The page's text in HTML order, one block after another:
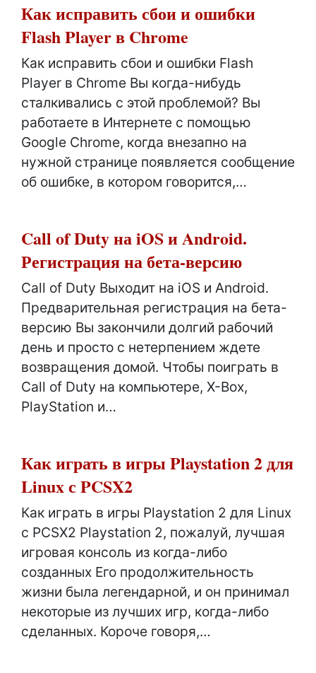
Как исправить сбои и ошибки
Flash Player в Chrome
Как исправить сбои и ошибки Flash
Player в Chrome Вы когда-нибудь
сталкивались с этой проблемой? Вы
работаете в Интернете с помощью
Google Chrome, когда внезапно на
нужной странице появляется сообщение
об ошибке, в котором говорится,…
Call of Duty на iOS и Android.
Регистрация на бета-версию
Call of Duty Выходит на iOS и Android.
Предварительная регистрация на бета-
версию Вы закончили долгий рабочий
день и просто с нетерпением ждете
возвращения домой. Чтобы поиграть в
Call of Duty на компьютере, X-Box,
PlayStation и…
Как играть в игры Playstation 2 для
Linux с PCSX2
Как играть в игры Playstation 2 для Linux
с PCSX2 Playstation 2, пожалуй, лучшая
игровая консоль из когда-либо
созданных Его продолжительность
жизни была легендарной, и он принимал
некоторые из лучших игр, когда-либо
сделанных. Короче говоря,…